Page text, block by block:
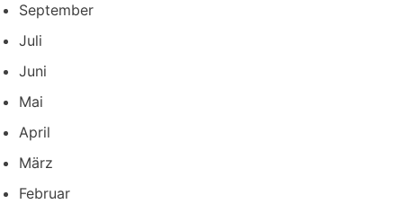
September
Juli
Juni
Mai
April
März
Februar